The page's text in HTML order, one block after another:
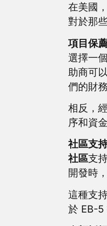
在美國
對於那
項目保
選擇一
助商可
們的財
相反，
序和資
社區支
社區支
開發時
這種支
於 EB-5